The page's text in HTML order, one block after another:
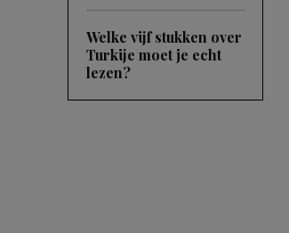
Welke vijf stukken over
Turkije moet je echt
lezen?